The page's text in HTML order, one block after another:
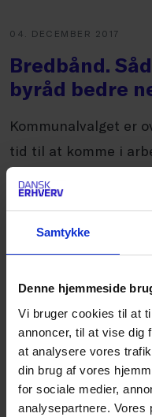
Samtykke
Denne hjemmeside
Vi bruger cookies til at
annoncer, til at vise dig
at analysere vores
din brug af vores
for sociale medier,
analysepartnere. Vores
04. DECEMBER 2017
Bredbånd.
byråd bedre
Kommunalvalget er
tid til at komme i